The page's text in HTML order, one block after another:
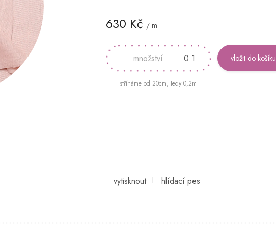
630 Kč / m
cena:
vložit do košíku
stříháme od 20cm, tedy 0,2m